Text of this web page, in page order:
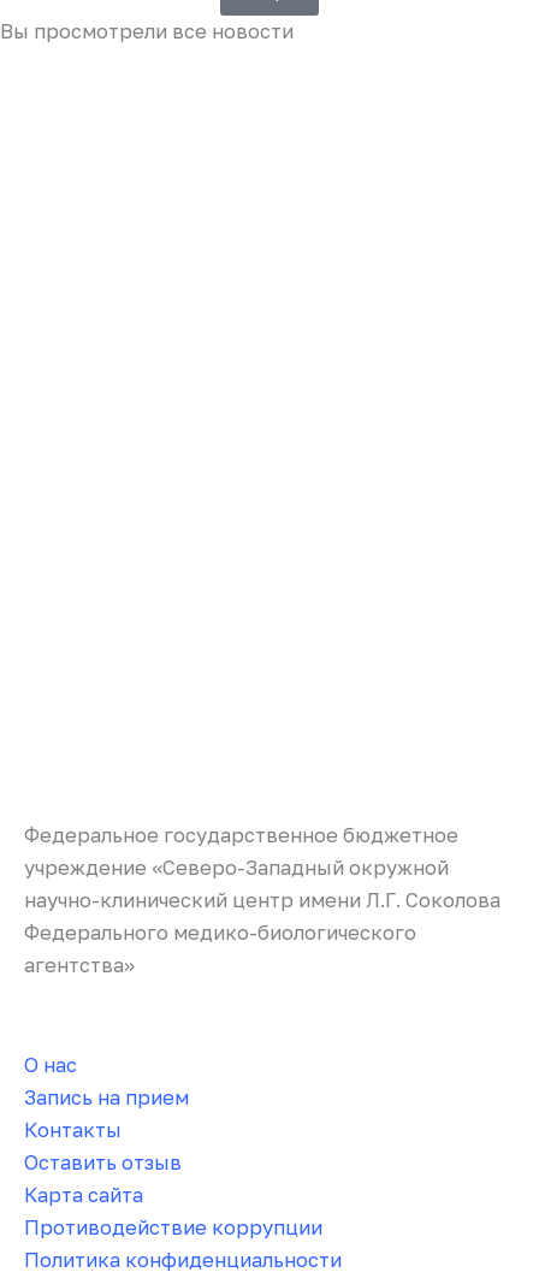
Вы просмотрели все новости
Федеральное государственное бюджетное
учреждение «Северо-Западный окружной
научно-клинический центр имени Л.Г. Соколова
Федерального медико-биологического
агентства»
О нас
Запись на прием
Контакты
Оставить отзыв
Карта сайта
Противодействие коррупции
Политика конфиденциальности